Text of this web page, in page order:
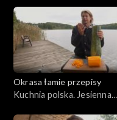
Okrasa łamie przepisy
Kuchnia polska. Jesienna